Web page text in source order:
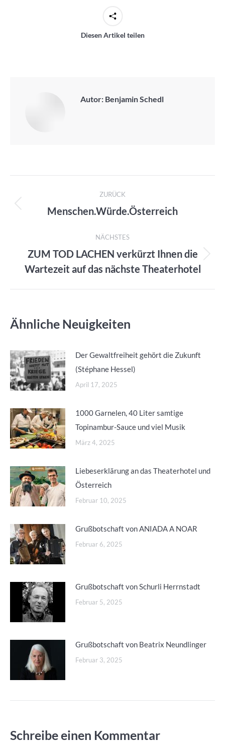
Diesen Artikel teilen
Autor: Benjamin Schedl
Kommentarnavigation
ZURÜCK
Vorheriger
Menschen.Würde.Österreich
NÄCHSTES
Nächster
Beitrag:
ZUM TOD LACHEN verkürzt Ihnen die
Wartezeit auf das nächste Theaterhotel
Ähnliche Neuigkeiten
Der Gewaltfreiheit gehört die Zukunft
(Stéphane Hessel)
April 17, 2025
1000 Garnelen, 40 Liter samtige
Topinambur-Sauce und viel Musik
März 4, 2025
Liebeserklärung an das Theaterhotel und
Österreich
Februar 10, 2025
Grußbotschaft von ANIADA A NOAR
Februar 6, 2025
Grußbotschaft von Schurli Herrnstadt
Februar 5, 2025
Grußbotschaft von Beatrix Neundlinger
Februar 3, 2025
Schreibe einen Kommentar